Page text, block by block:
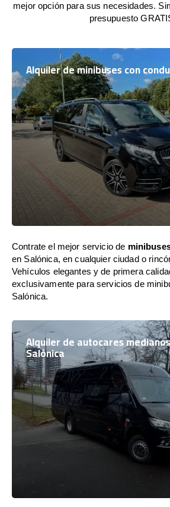
mejor opción para sus necesidades.
presupuesto
Alquiler de minibuses con
Contrate el mejor servicio de
en Salónica, en cualquier ciudad o
Vehículos elegantes y de primera
exclusivamente para servicios de
Salónica.
Alquiler de autocares
Salónica